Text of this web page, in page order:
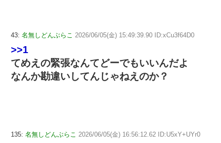
43: 名無しどんぶらこ 2026/06/05(金) 15:49:39.90 ID:xCu3f64D0
>>1
てめえの緊張なんてどーでもいいんだよ
なんか勘違いしてんじゃねえのか？
135: 名無しどんぶらこ 2026/06/05(金) 16:56:12.62 ID:U5xY+UYr0